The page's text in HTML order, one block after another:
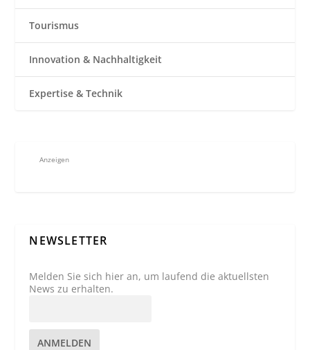
Tourismus
Innovation & Nachhaltigkeit
Expertise & Technik
Anzeigen
NEWSLETTER
Melden Sie sich hier an, um laufend die aktuellsten
News zu erhalten.
ANMELDEN